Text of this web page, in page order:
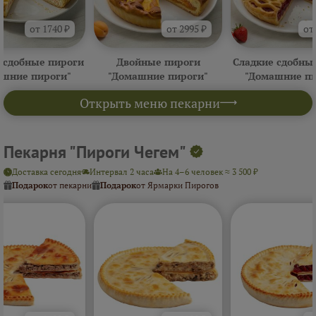
Открыть меню пекарни
от 1740 ₽
пироги
пироги"
от 2995 ₽
Двойные пироги
"Домашние пироги"
от
Сладкие
"Домашние
Пекарня "Пироги Чегем"
Доставка сегодня Интервал 2 часа
На 4–6 человек ≈ 3 500 ₽
Подарокот пекарни Подарокот Ярмарки Пирогов